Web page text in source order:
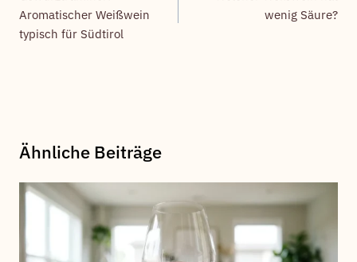
Aromatischer Weißwein
typisch für Südtirol
wenig Säure?
Ähnliche Beiträge